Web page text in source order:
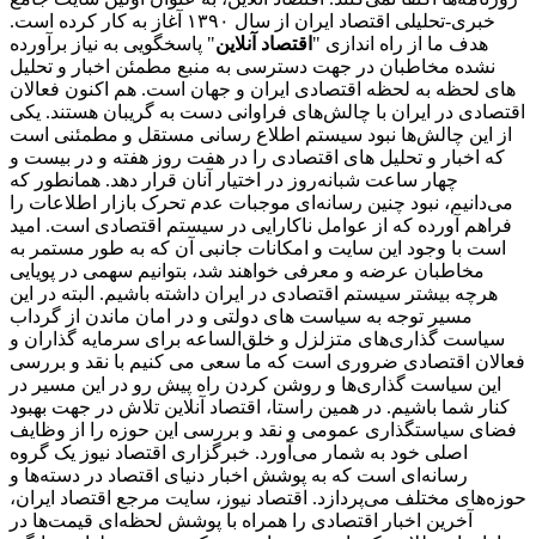
خبری-تحلیلی اقتصاد ایران از سال ۱۳۹۰ آغاز به کار کرده است.
هدف ما از راه اندازی " اقتصاد آنلاین" پاسخگویی به نیاز برآورده
نشده مخاطبان در جهت دسترسی به منبع مطمئن اخبار و تحلیل
های لحظه به لحظه اقتصادی ایران و جهان است. هم اکنون فعالان
اقتصادی در ایران با چالش‌های فراوانی دست به گریبان هستند. یکی
از این چالش‌ها نبود سیستم اطلاع رسانی مستقل و مطمئنی است
که اخبار و تحلیل های اقتصادی را در هفت روز هفته و در بیست و
چهار ساعت شبانه‌روز در اختیار آنان قرار دهد. همانطور که
می‌دانیم، نبود چنین رسانه‌ای موجبات عدم تحرک بازار اطلاعات را
فراهم آورده که از عوامل ناکارایی در سیستم اقتصادی است. امید
است با وجود این سایت و امکانات جانبی آن که به طور مستمر به
مخاطبان عرضه و معرفی خواهند شد، بتوانیم سهمی در پویایی
هرچه بیشتر سیستم اقتصادی در ایران داشته باشیم. البته در این
مسیر توجه به سیاست های دولتی و در امان ماندن از گرداب
سیاست گذاری‌های متزلزل و خلق‌الساعه برای سرمایه گذاران و
فعالان اقتصادی ضروری است که ما سعی می کنیم با نقد و بررسی
این سیاست گذاری‌ها و روشن کردن راه پیش رو در این مسیر در
کنار شما باشیم. در همین راستا، اقتصاد آنلاین تلاش در جهت بهبود
فضای سیاستگذاری عمومی و نقد و بررسی این حوزه را از وظایف
اصلی خود به شمار می‌آورد. خبرگزاری اقتصاد نیوز یک گروه
رسانه‌ای است که به پوشش اخبار دنیای اقتصاد در دسته‌ها و
حوزه‌های مختلف می‌پردازد. اقتصاد نیوز، سایت مرجع اقتصاد ایران،
آخرین اخبار اقتصادی را همراه با پوشش لحظه‌ای قیمت‌ها در